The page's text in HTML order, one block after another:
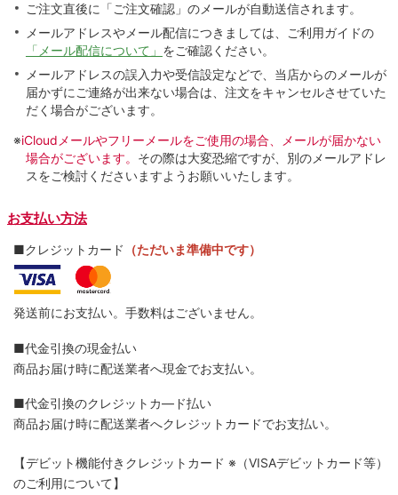
ご注文直後に「ご注文確認」のメールが自動送信されます。
メールアドレスやメール配信につきましては、ご利用ガイドの
「メール配信について」 をご確認ください。
メールアドレスの誤入力や受信設定などで、当店からのメールが
届かずにご連絡が出来ない場合は、注文をキャンセルさせていた
だく場合がございます。
※iCloudメールやフリーメールをご使用の場合、メールが届かない
場合がございます。 その際は大変恐縮ですが、別のメールアドレ
スをご検討くださいますようお願いいたします。
お支払い方法
■クレジットカード （ただいま準備中です）
発送前にお支払い。手数料はございません。
■代金引換の現金払い
商品お届け時に配送業者へ現金でお支払い。
■代金引換のクレジットカ―ド払い
商品お届け時に配送業者へクレジットカードでお支払い。
【デビット機能付きクレジットカード ※（VISAデビットカード等）
のご利用について】